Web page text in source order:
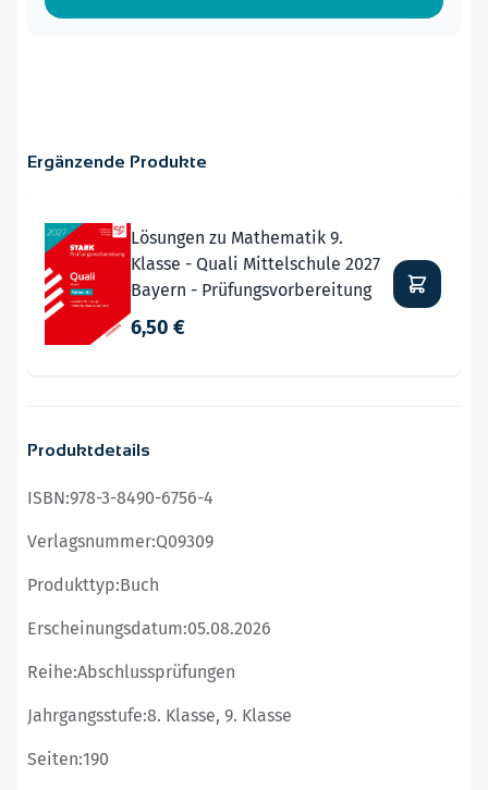
Ergänzende Produkte
Lösungen zu Mathematik 9.
Klasse - Quali Mittelschule 2027
Bayern - Prüfungsvorbereitung
6,50 €
Produktdetails
ISBN:978-3-8490-6756-4
Verlagsnummer:Q09309
Produkttyp:Buch
Erscheinungsdatum:05.08.2026
Reihe:Abschlussprüfungen
Jahrgangsstufe:8. Klasse, 9. Klasse
Seiten:190